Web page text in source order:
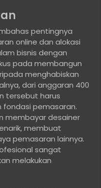
pentingnya
online dan alokasi
bisnis dengan
pada membangun
menghabiskan
dari anggaran 400
tersebut harus
fondasi pemasaran.
membayar desainer
membuat
pemasaran lainnya.
sangat
melakukan